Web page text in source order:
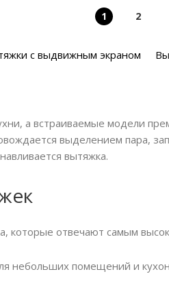
1 2
с выдвижным экраном
а встраиваемые модели
выделением пара,
вытяжка.
отвечают самым
небольших помещений и